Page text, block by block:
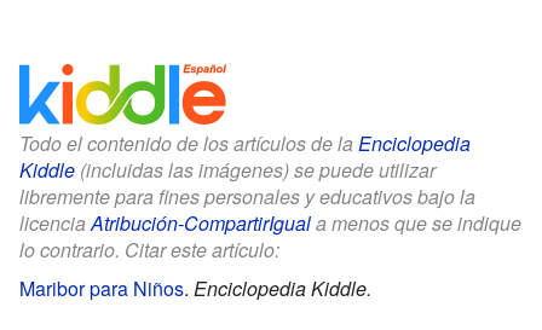
Todo el contenido de los artículos de la Enciclopedia
Kiddle (incluidas las imágenes) se puede utilizar
libremente para fines personales y educativos bajo la
licenciaAtribución-CompartirIguala menos que se indique
lo contrario. Citar este artículo:
Maribor para Niños. Enciclopedia Kiddle.